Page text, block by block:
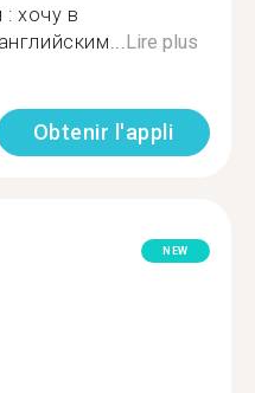
хочу в
Lire plus
Obtenir l'appli
NEW